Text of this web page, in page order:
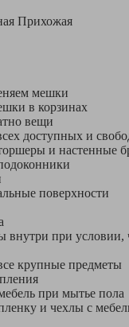
мешки
в корзинах
вещи
доступных и
и настенные
поверхности
при условии,
крупные предметы
при мытье пола
и чехлы с